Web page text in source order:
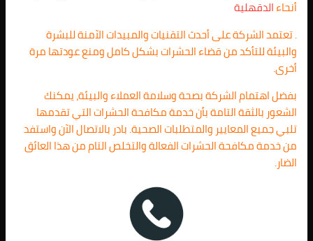
أنحاءالدقهلية
. تعتمد الشركة على أحدث التقنيات والمبيدات الآمنة للبشرة
والبيئة للتأكد من قضاء الحشرات بشكل كامل ومنع عودتها مرة
أخرى.
بفضل اهتمام الشركة بصحة وسلامة العملاء والبيئة، يمكنك
الشعور بالثقة التامة بأن خدمة مكافحة الحشرات التي تقدمها
تلبي جميع المعايير والمتطلبات الصحية. بادر بالاتصال الآن واستفد
من خدمة مكافحة الحشرات الفعالة والتخلص التام من هذا العائق
الضار.